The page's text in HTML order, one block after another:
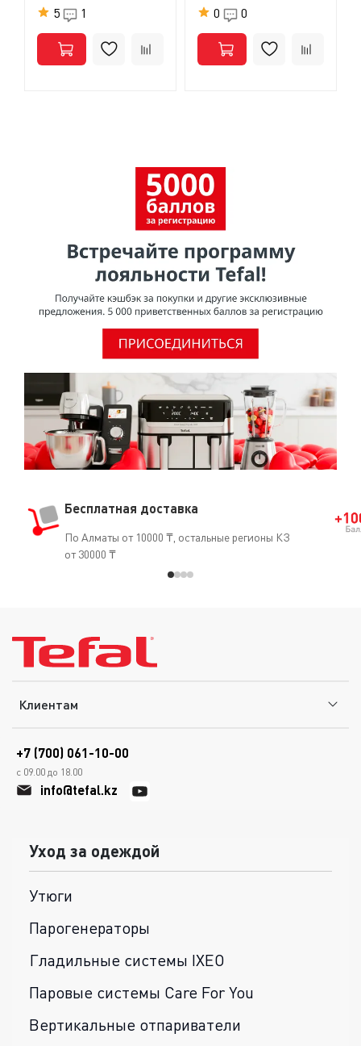
5 1 0 0
Бесплатная доставка
По Алматы от 10000 ₸, остальные регионы КЗ
от 30000 ₸
Клиентам
+7 (700) 061-10-00
с 09.00 до 18.00
info@tefal.kz
Уход за одеждой
Утюги
Парогенераторы
Гладильные системы IXEO
Паровые системы Care For You
Вертикальные отпариватели